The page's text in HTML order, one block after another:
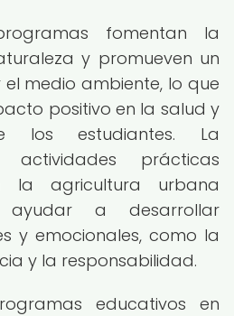
fomentan la
y promueven un
medio ambiente, lo que
positivo en la salud y
los estudiantes. La
actividades prácticas
la agricultura urbana
ayudar a desarrollar
y emocionales, como la
y la responsabilidad.
educativos en